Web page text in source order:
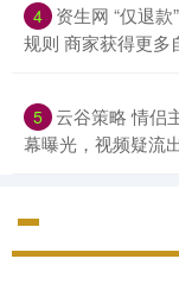
4 资生网 “仅退
规则 商家获得更多
5 云谷策略 情侣
幕曝光，视频疑流